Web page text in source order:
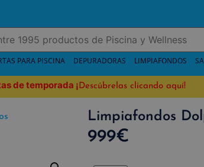
PARA PISCINA DEPURADORAS LIMPIAFONDOS
de temporada ¡ Descúbrelas clicando aquí!
Limpiafondos
999€